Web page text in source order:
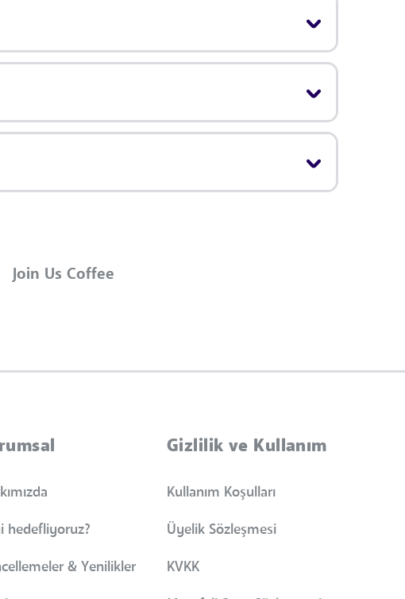
Join Us Coffee
hedefliyoruz?
& Yenilikler
Gizlilik ve Kullanım
Kullanım Koşulları
Üyelik Sözleşmesi
KVKK